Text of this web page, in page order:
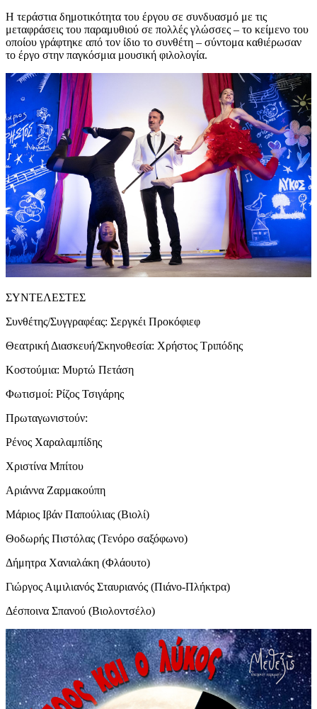
Η τεράστια δημοτικότητα του έργου σε συνδυασμό με τις
μεταφράσεις του παραμυθιού σε πολλές γλώσσες – το κείμενο του
οποίου γράφτηκε από τον ίδιο το συνθέτη – σύντομα καθιέρωσαν
το έργο στην παγκόσμια μουσική φιλολογία.
ΣΥΝΤΕΛΕΣΤΕΣ
Συνθέτης/Συγγραφέας: Σεργκέι Προκόφιεφ
Θεατρική Διασκευή/Σκηνοθεσία: Χρήστος Τριπόδης
Κοστούμια: Μυρτώ Πετάση
Φωτισμοί: Ρίζος Τσιγάρης
Πρωταγωνιστούν:
Ρένος Χαραλαμπίδης
Χριστίνα Μπίτου
Αριάννα Ζαρμακούπη
Μάριος Ιβάν Παπούλιας (Βιολί)
Θοδωρής Πιστόλας (Τενόρο σαξόφωνο)
Δήμητρα Χανιαλάκη (Φλάουτο)
Γιώργος Αιμιλιανός Σταυριανός (Πιάνο-Πλήκτρα)
Δέσποινα Σπανού (Βιολοντσέλο)